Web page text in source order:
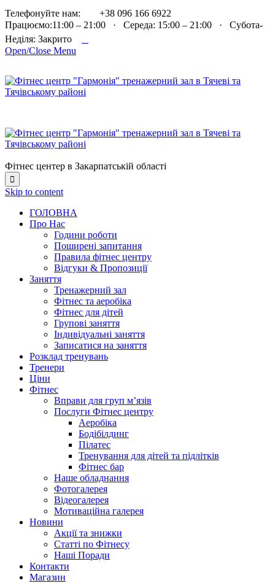
Телефонуйте нам:
+38 096 166 6922
Працюємо:11:00 – 21:00 · Середа: 15:00 – 21:00 · Субота-
Неділя: Закрито
Open/Close Menu
Фітнес центер в Закарпатській області

Skip to content
ГОЛОВНА
Про Нас
Години роботи
Поширені запитання
Правила фітнес центру
Відгуки & Пропозиції
Заняття
Тренажерний зал
Фітнес та аеробіка
Фітнес для дітей
Групові заняття
Індивідуальні заняття
Записатися на заняття
Розклад тренувань
Тренери
Ціни
Фітнес
Вправи для груп м’язів
Послуги Фітнес центру
Аеробіка
Бодібілдинг
Пілатес
Тренування для дітей та підлітків
Фітнес бар
Наше обладнання
Фотогалерея
Відеогалерея
Мотиваційна галерея
Новини
Акції та знижки
Статті по Фітнесу
Наші Поради
Контакти
Магазин